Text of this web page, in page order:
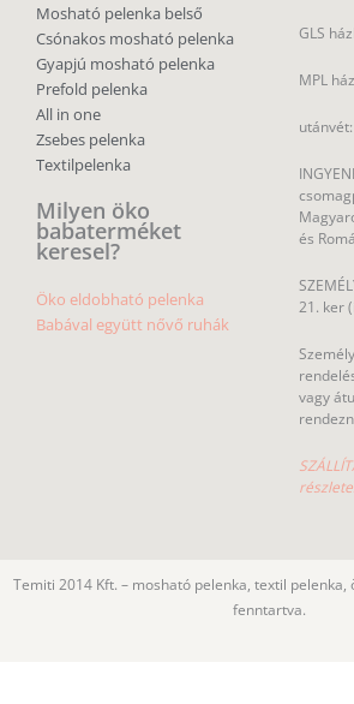
Mosható pelenka belső
Csónakos mosható pelenka
Gyapjú mosható pelenka
Prefold pelenka
All in one
Zsebes pelenka
Textilpelenka
Milyen öko
babaterméket
keresel?
Öko eldobható pelenka
Babával együtt nővő ruhák
GLS
MPL
és
21. ker
vagy
Temiti 2014 Kft. – mosható pelenka, textil pelenka,
fenntartva.